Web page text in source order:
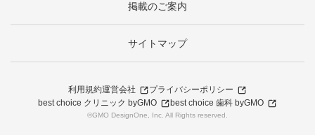
掲載のご案内
サイトマップ
利用規約運営会社
プライバシーポリシー
best choice クリニック byGMO
best choice 歯科 byGMO
©GMO DesignOne, Inc. All Rights reserved.